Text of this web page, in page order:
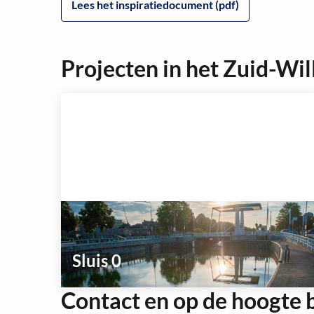
Lees het inspiratiedocument (pdf)
Projecten in het Zuid-
Sluis 0
Lees
Contact en op de hoogte